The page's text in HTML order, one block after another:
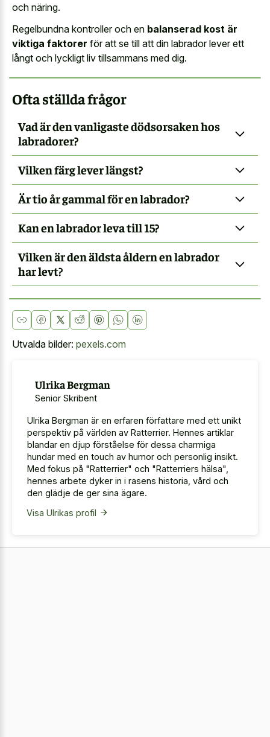
och näring.
Regelbundna kontroller och en balanserad kost är
viktiga faktorer för att se till att din labrador lever ett
långt och lyckligt liv tillsammans med dig.
Ofta ställda frågor
Vad är den vanligaste dödsorsaken hos
labradorer?
Vilken färg lever längst?
Är tio år gammal för en labrador?
Kan en labrador leva till 15?
Vilken är den äldsta åldern en labrador
har levt?
Utvalda bilder: pexels.com
Ulrika Bergman
Senior Skribent
Ulrika Bergman är en erfaren författare med ett unikt
perspektiv på världen av Ratterrier. Hennes artiklar
blandar en djup förståelse för dessa charmiga
hundar med en touch av humor och personlig insikt.
Med fokus på "Ratterrier" och "Ratterriers hälsa",
hennes arbete dyker in i rasens historia, vård och
den glädje de ger sina ägare.
Visa Ulrikas profil